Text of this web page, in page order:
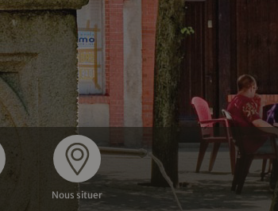
À
L'ACCUEIL
Nous situer